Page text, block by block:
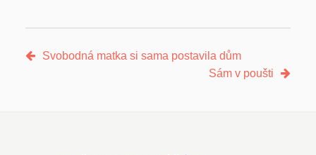
Svobodná matka si sama postavila dům
Sám v poušti